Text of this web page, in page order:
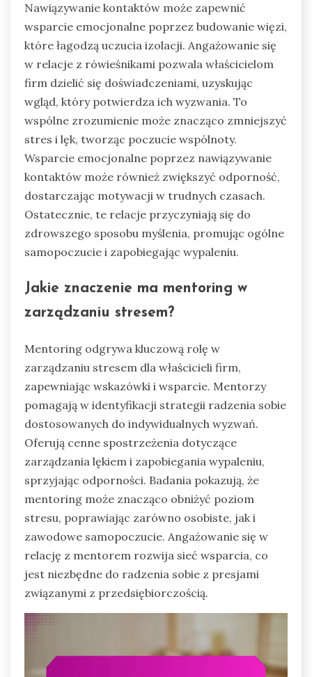
Nawiązywanie kontaktów może zapewnić
wsparcie emocjonalne poprzez budowanie więzi,
które łagodzą uczucia izolacji. Angażowanie się
w relacje z rówieśnikami pozwala właścicielom
firm dzielić się doświadczeniami, uzyskując
wgląd, który potwierdza ich wyzwania. To
wspólne zrozumienie może znacząco zmniejszyć
stres i lęk, tworząc poczucie wspólnoty.
Wsparcie emocjonalne poprzez nawiązywanie
kontaktów może również zwiększyć odporność,
dostarczając motywacji w trudnych czasach.
Ostatecznie, te relacje przyczyniają się do
zdrowszego sposobu myślenia, promując ogólne
samopoczucie i zapobiegając wypaleniu.
Jakie znaczenie ma mentoring w
zarządzaniu stresem?
Mentoring odgrywa kluczową rolę w
zarządzaniu stresem dla właścicieli firm,
zapewniając wskazówki i wsparcie. Mentorzy
pomagają w identyfikacji strategii radzenia sobie
dostosowanych do indywidualnych wyzwań.
Oferują cenne spostrzeżenia dotyczące
zarządzania lękiem i zapobiegania wypaleniu,
sprzyjając odporności. Badania pokazują, że
mentoring może znacząco obniżyć poziom
stresu, poprawiając zarówno osobiste, jak i
zawodowe samopoczucie. Angażowanie się w
relację z mentorem rozwija sieć wsparcia, co
jest niezbędne do radzenia sobie z presjami
związanymi z przedsiębiorczością.